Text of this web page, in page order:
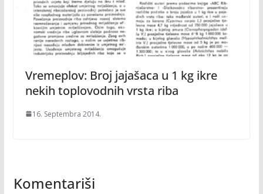
Vremeplov: Broj jajašaca u 1 kg ikre
nekih toplovodnih vrsta riba
16. Septembra 2014.
Komentariši